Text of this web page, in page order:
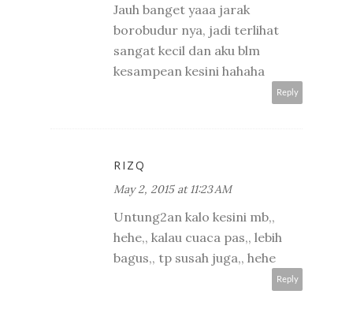
Jauh banget yaaa jarak
borobudur nya, jadi terlihat
sangat kecil dan aku blm
kesampean kesini hahaha
Reply
RIZQ
May 2, 2015 at 11:23 AM
Untung2an kalo kesini mb,,
hehe,, kalau cuaca pas,, lebih
bagus,, tp susah juga,, hehe
Reply